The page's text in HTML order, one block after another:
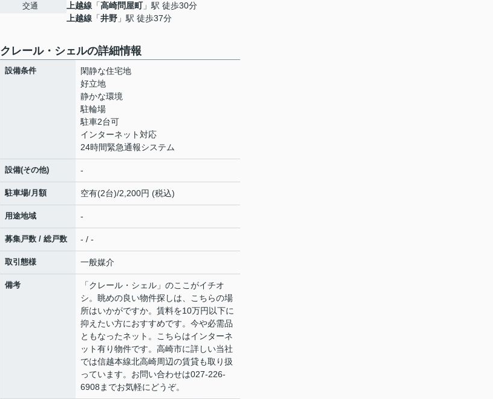
交通
上越線 「高崎問屋町」駅 徒歩30分
上越線 「井野 」駅 徒歩37分
クレール・シェルの詳細情報
設備条件
閑静な住宅地
好立地
静かな環境
駐輪場
駐車2台可
インターネット対応
24時間緊急通報システム
設備(その他) -
駐車場/月額 空有(2台)/2,200円 (税込)
用途地域 -
募集戸数 / 総戸数 - / -
取引態様 一般媒介
備考
「クレール・シェル」のここがイチオ
シ。眺めの良い物件探しは、こちらの場
所はいかがですか。賃料を10万円以下に
抑えたい方におすすめです。今や必需品
ともなったネット。こちらはインターネ
ット有り物件です。高崎市に詳しい当社
では信越本線北高崎周辺の賃貸も取り扱
っています。お問い合わせは027-226-
6908までお気軽にどうぞ。